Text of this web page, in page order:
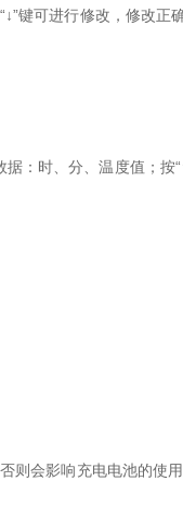
键可进行修改，修改正
：时、分、温度值；按
则会影响充电电池的使